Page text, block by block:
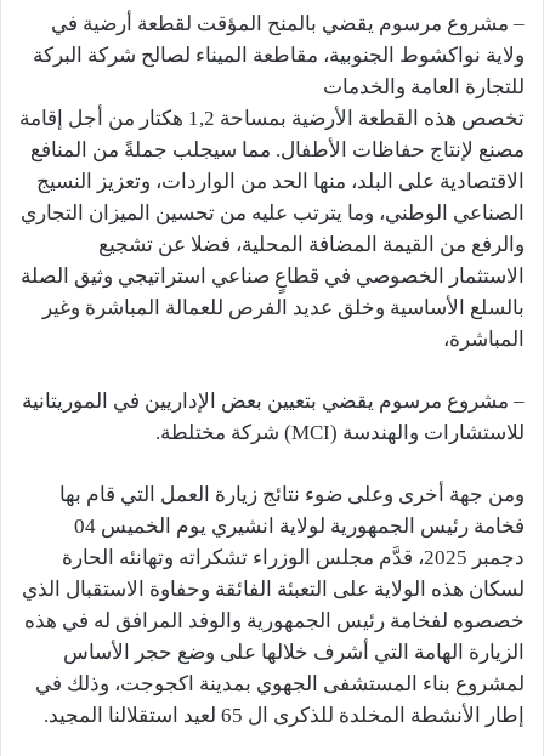
– مشروع مرسوم يقضي بالمنح المؤقت لقطعة أرضية في
ولاية نواكشوط الجنوبية، مقاطعة الميناء لصالح شركة البركة
للتجارة العامة والخدمات
تخصص هذه القطعة الأرضية بمساحة 1,2 هكتار من أجل إقامة
مصنع لإنتاج حفاظات الأطفال. مما سيجلب جملةً من المنافع
الاقتصادية على البلد، منها الحد من الواردات، وتعزيز النسيج
الصناعي الوطني، وما يترتب عليه من تحسين الميزان التجاري
والرفع من القيمة المضافة المحلية، فضلا عن تشجيع
الاستثمار الخصوصي في قطاعٍ صناعي استراتيجي وثيق الصلة
بالسلع الأساسية وخلق عديد الفرص للعمالة المباشرة وغير
المباشرة،
– مشروع مرسوم يقضي بتعيين بعض الإداريين في الموريتانية
للاستشارات والهندسة (MCI) شركة مختلطة.
ومن جهة أخرى وعلى ضوء نتائج زيارة العمل التي قام بها
فخامة رئيس الجمهورية لولاية انشيري يوم الخميس 04
دجمبر 2025، قدَّم مجلس الوزراء تشكراته وتهانئه الحارة
لسكان هذه الولاية على التعبئة الفائقة وحفاوة الاستقبال الذي
خصصوه لفخامة رئيس الجمهورية والوفد المرافق له في هذه
الزيارة الهامة التي أشرف خلالها على وضع حجر الأساس
لمشروع بناء المستشفى الجهوي بمدينة اكجوجت، وذلك في
إطار الأنشطة المخلدة للذكرى ال 65 لعيد استقلالنا المجيد.